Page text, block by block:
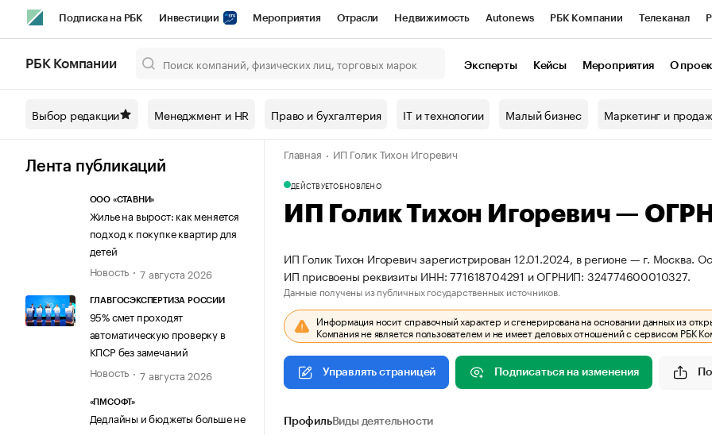
Подписка на РБК Инвестиции Мероприятия Отрасли Недвижимость Autonews РБК Компании Телеканал
Спецпроекты СПб Конференции СПб Спецпроекты Проверка контрагентов
Технологии и медиа Рынок наличной валюты
РБК Компании Эксперты Кейсы Мероприятия О
Выбор редакции Менеджмент и HR Право и бухгалтерия IT и технологии Малый бизнес Маркетинг и
Лента публикаций
ООО «СТАВНИ»
Жилье на вырост: как меняется
подход к покупке квартир для
детей
Новость
7 августа 2026
ГЛАВГОСЭКСПЕРТИЗА РОССИИ
95% смет проходят
автоматическую проверку в
КПСР без замечаний
Новость
7 августа 2026
«ПМСОФТ»
Дедлайны и бюджеты больше не
Главная ИП Голик Тихон Игоревич
ДЕЙСТВУЕТОБНОВЛЕНО
ИП Голик Тихон Игоревич —
ИП Голик Тихон Игоревич зарегистрирован 12.01.2024, в регионе — г. Москва.
ИП присвоены реквизиты ИНН: 771618704291 и ОГРНИП: 324774600010327.
Данные получены из публичных государственных источников.
Информация носит справочный характер и сгенерирована на основании данных из
Компания не является пользователем и не имеет деловых отношений с сервисом РБК
Управлять страницей Подписаться на изменения
ПрофильВиды деятельности